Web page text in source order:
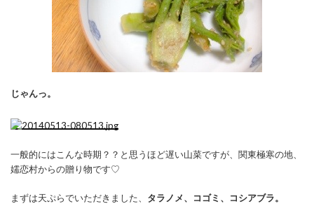
じゃんっ。
一般的にはこんな時期？？と思うほど遅い山菜ですが、関東極寒の地、
嬬恋村からの贈り物です♡
まずは天ぷらでいただきました、 タラノメ、コゴミ、コシアブラ。